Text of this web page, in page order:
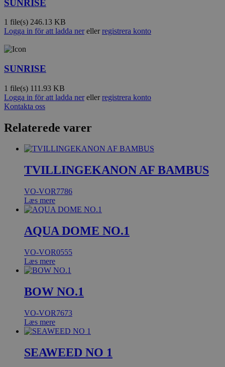
SUNRISE
1 file(s) 246.13 KB
Logga in för att ladda nerellerregistrera konto
SUNRISE
1 file(s) 111.93 KB
Logga in för att ladda nerellerregistrera konto
Kontakta oss
Relaterede varer
TVILLINGEKANON AF BAMBUS
VO-VOR7786
Læs mere
AQUA DOME NO.1
VO-VOR0555
Læs mere
BOW NO.1
VO-VOR7673
Læs mere
SEAWEED NO 1